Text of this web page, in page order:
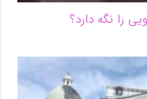
را نگه دارد؟